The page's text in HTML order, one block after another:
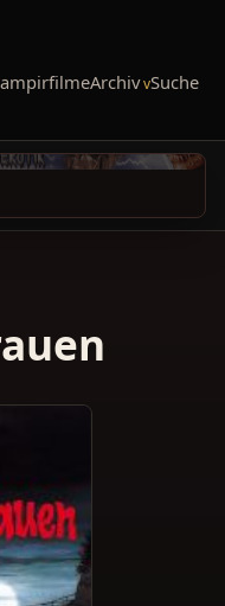
Archiv Suche